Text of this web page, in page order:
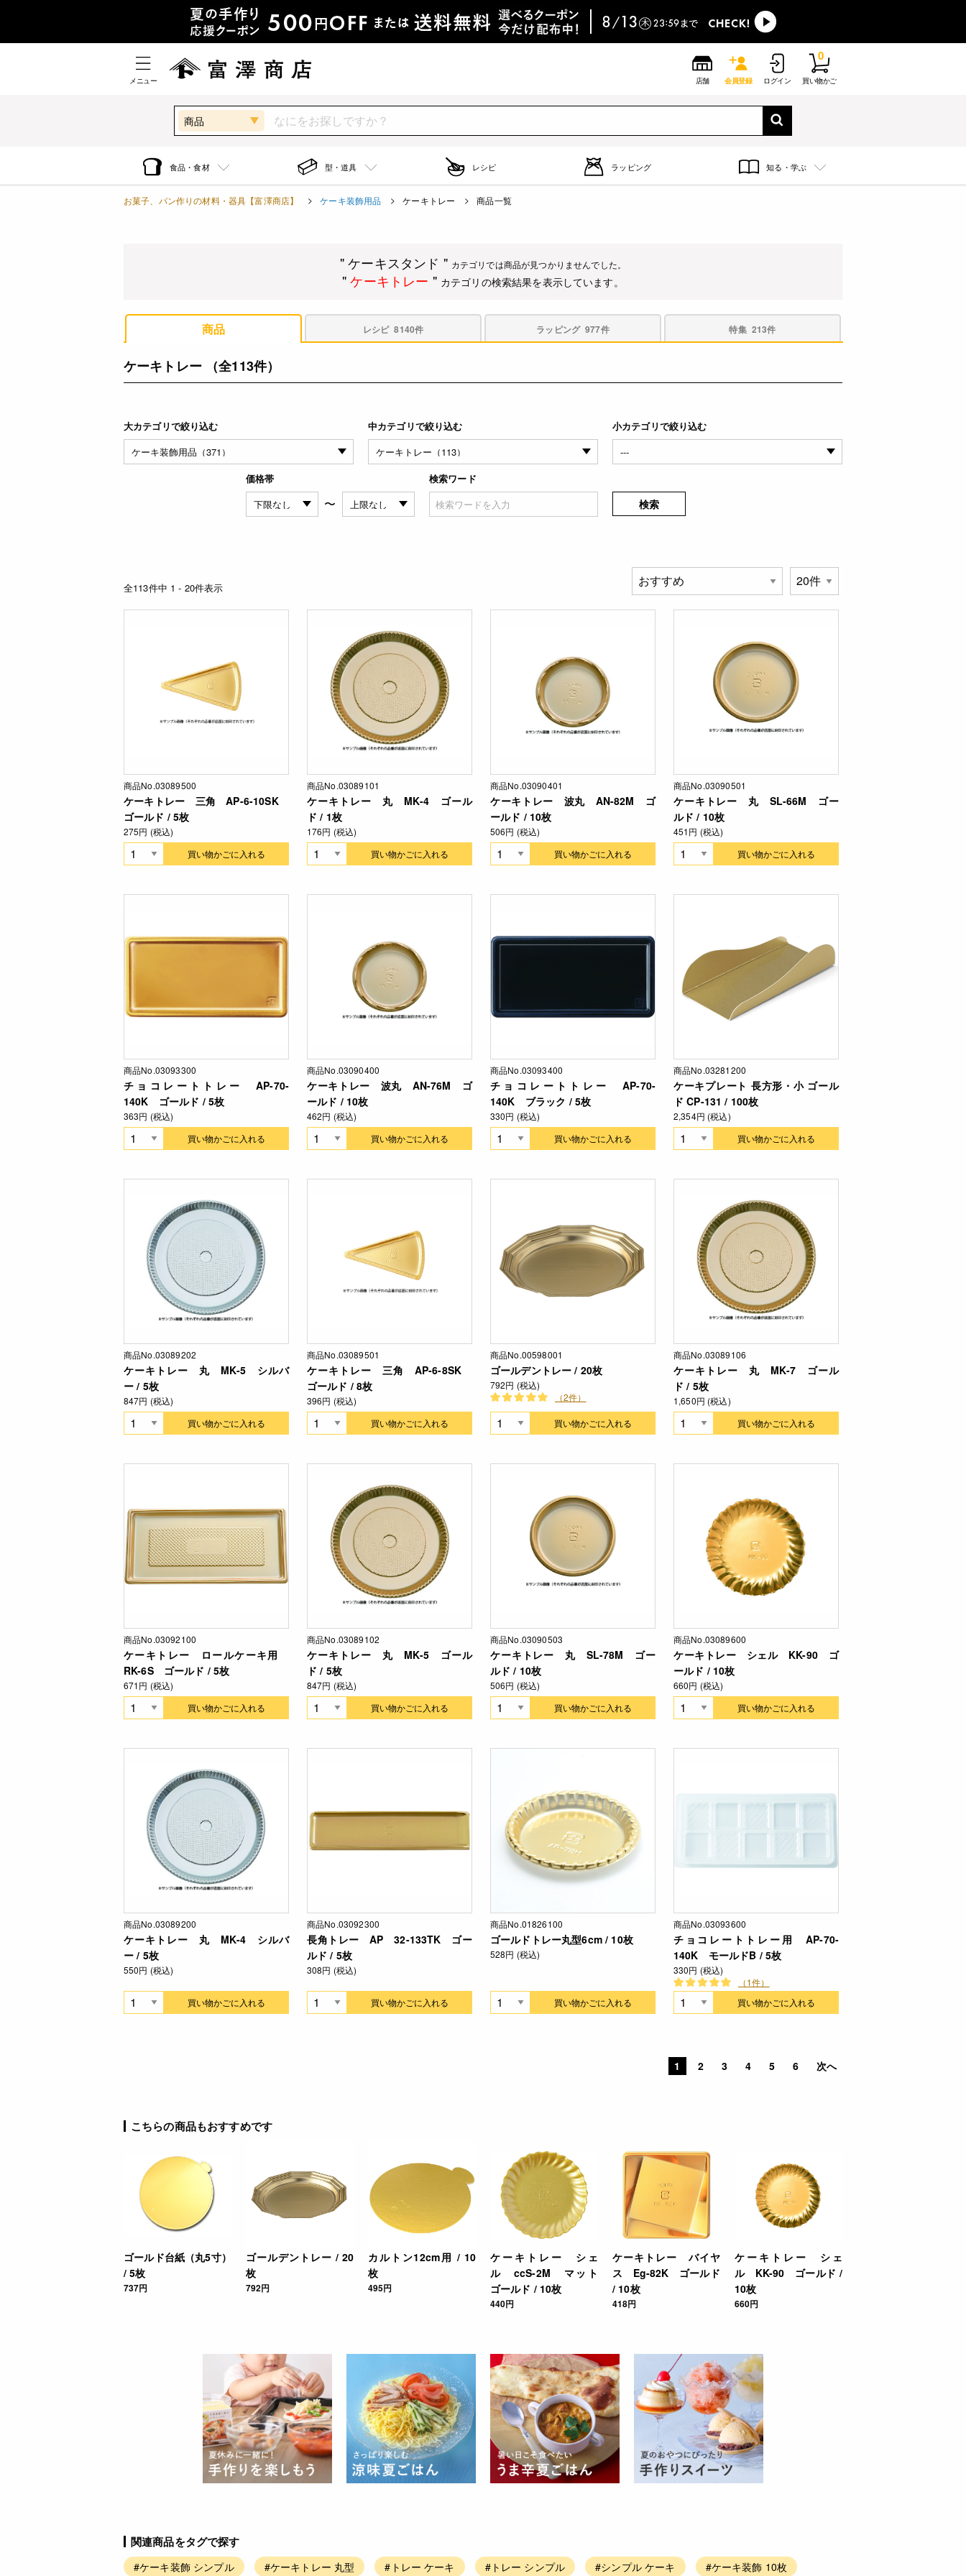
メニュー 店舗 会員登録 ログイン 買い物かご
0
商品
食品・食材 型・道具 レシピ ラッピング 知る・学ぶ
お菓子、パン作りの材料・器具【富澤商店】 ケーキ装飾用品 ケーキトレー 商品一覧
" ケーキスタンド " カテゴリでは商品が見つかりませんでした。
"ケーキトレー " カテゴリの検索結果を表示しています。
商品 レシピ 8140件 ラッピング 977件 特集 213件
ケーキトレー （全113件）
大カテゴリで絞り込む 中カテゴリで絞り込む 小カテゴリで絞り込む
価格帯
〜
検索ワード
検索
全113件中 1 - 20件表示
商品No.03089500
ケーキトレー 三角 AP-6-10SK
ゴールド / 5枚
275円 (税込)
買い物かごに入れる
商品No.03089101
ケーキトレー 丸 MK-4 ゴール
ド / 1枚
176円 (税込)
買い物かごに入れる
商品No.03090401
ケーキトレー 波丸 AN-82M ゴ
ールド / 10枚
506円 (税込)
買い物かごに入れる
商品No.03090501
ケーキトレー 丸 SL-66M ゴー
ルド / 10枚
451円 (税込)
買い物かごに入れる
商品No.03093300
チョコレートトレー AP-70-
140K ゴールド / 5枚
363円 (税込)
買い物かごに入れる
商品No.03090400
ケーキトレー 波丸 AN-76M ゴ
ールド / 10枚
462円 (税込)
買い物かごに入れる
商品No.03093400
チョコレートトレー AP-70-
140K ブラック / 5枚
330円 (税込)
買い物かごに入れる
商品No.03281200
ケーキプレート 長方形・小 ゴール
ド CP-131 / 100枚
2,354円 (税込)
買い物かごに入れる
商品No.03089202
ケーキトレー 丸 MK-5 シルバ
ー / 5枚
847円 (税込)
買い物かごに入れる
商品No.03089501
ケーキトレー 三角 AP-6-8SK
ゴールド / 8枚
396円 (税込)
買い物かごに入れる
商品No.00598001
ゴールデントレー / 20枚
792円 (税込)
（2件）
買い物かごに入れる
商品No.03089106
ケーキトレー 丸 MK-7 ゴール
ド / 5枚
1,650円 (税込)
買い物かごに入れる
商品No.03092100
ケーキトレー ロールケーキ用
RK-6S ゴールド / 5枚
671円 (税込)
買い物かごに入れる
商品No.03089102
ケーキトレー 丸 MK-5 ゴール
ド / 5枚
847円 (税込)
買い物かごに入れる
商品No.03090503
ケーキトレー 丸 SL-78M ゴー
ルド / 10枚
506円 (税込)
買い物かごに入れる
商品No.03089600
ケーキトレー シェル KK-90 ゴ
ールド / 10枚
660円 (税込)
買い物かごに入れる
商品No.03089200
ケーキトレー 丸 MK-4 シルバ
ー / 5枚
550円 (税込)
買い物かごに入れる
商品No.03092300
長角トレー AP 32-133TK ゴー
ルド / 5枚
308円 (税込)
買い物かごに入れる
商品No.01826100
ゴールドトレー丸型6cm / 10枚
528円 (税込)
買い物かごに入れる
商品No.03093600
チョコレートトレー用 AP-70-
140K モールドB / 5枚
330円 (税込)
（1件）
買い物かごに入れる
1 2 3 4 5 6 次へ
こちらの商品もおすすめです
ゴールド台紙（丸5寸）
/ 5枚
737円
ゴールデントレー / 20
枚
792円
カルトン12cm用 / 10
枚
495円
ケーキトレー シェ
ル ccS-2M マット
ゴールド / 10枚
440円
ケーキトレー バイヤ
ス Eg-82K ゴールド
/ 10枚
418円
ケーキトレー シェ
ル KK-90 ゴールド /
10枚
660円
関連商品をタグで探す
#ケーキ装飾 シンプル #ケーキトレー 丸型 #トレー ケーキ #トレー シンプル #シンプル ケーキ #ケーキ装飾 10枚